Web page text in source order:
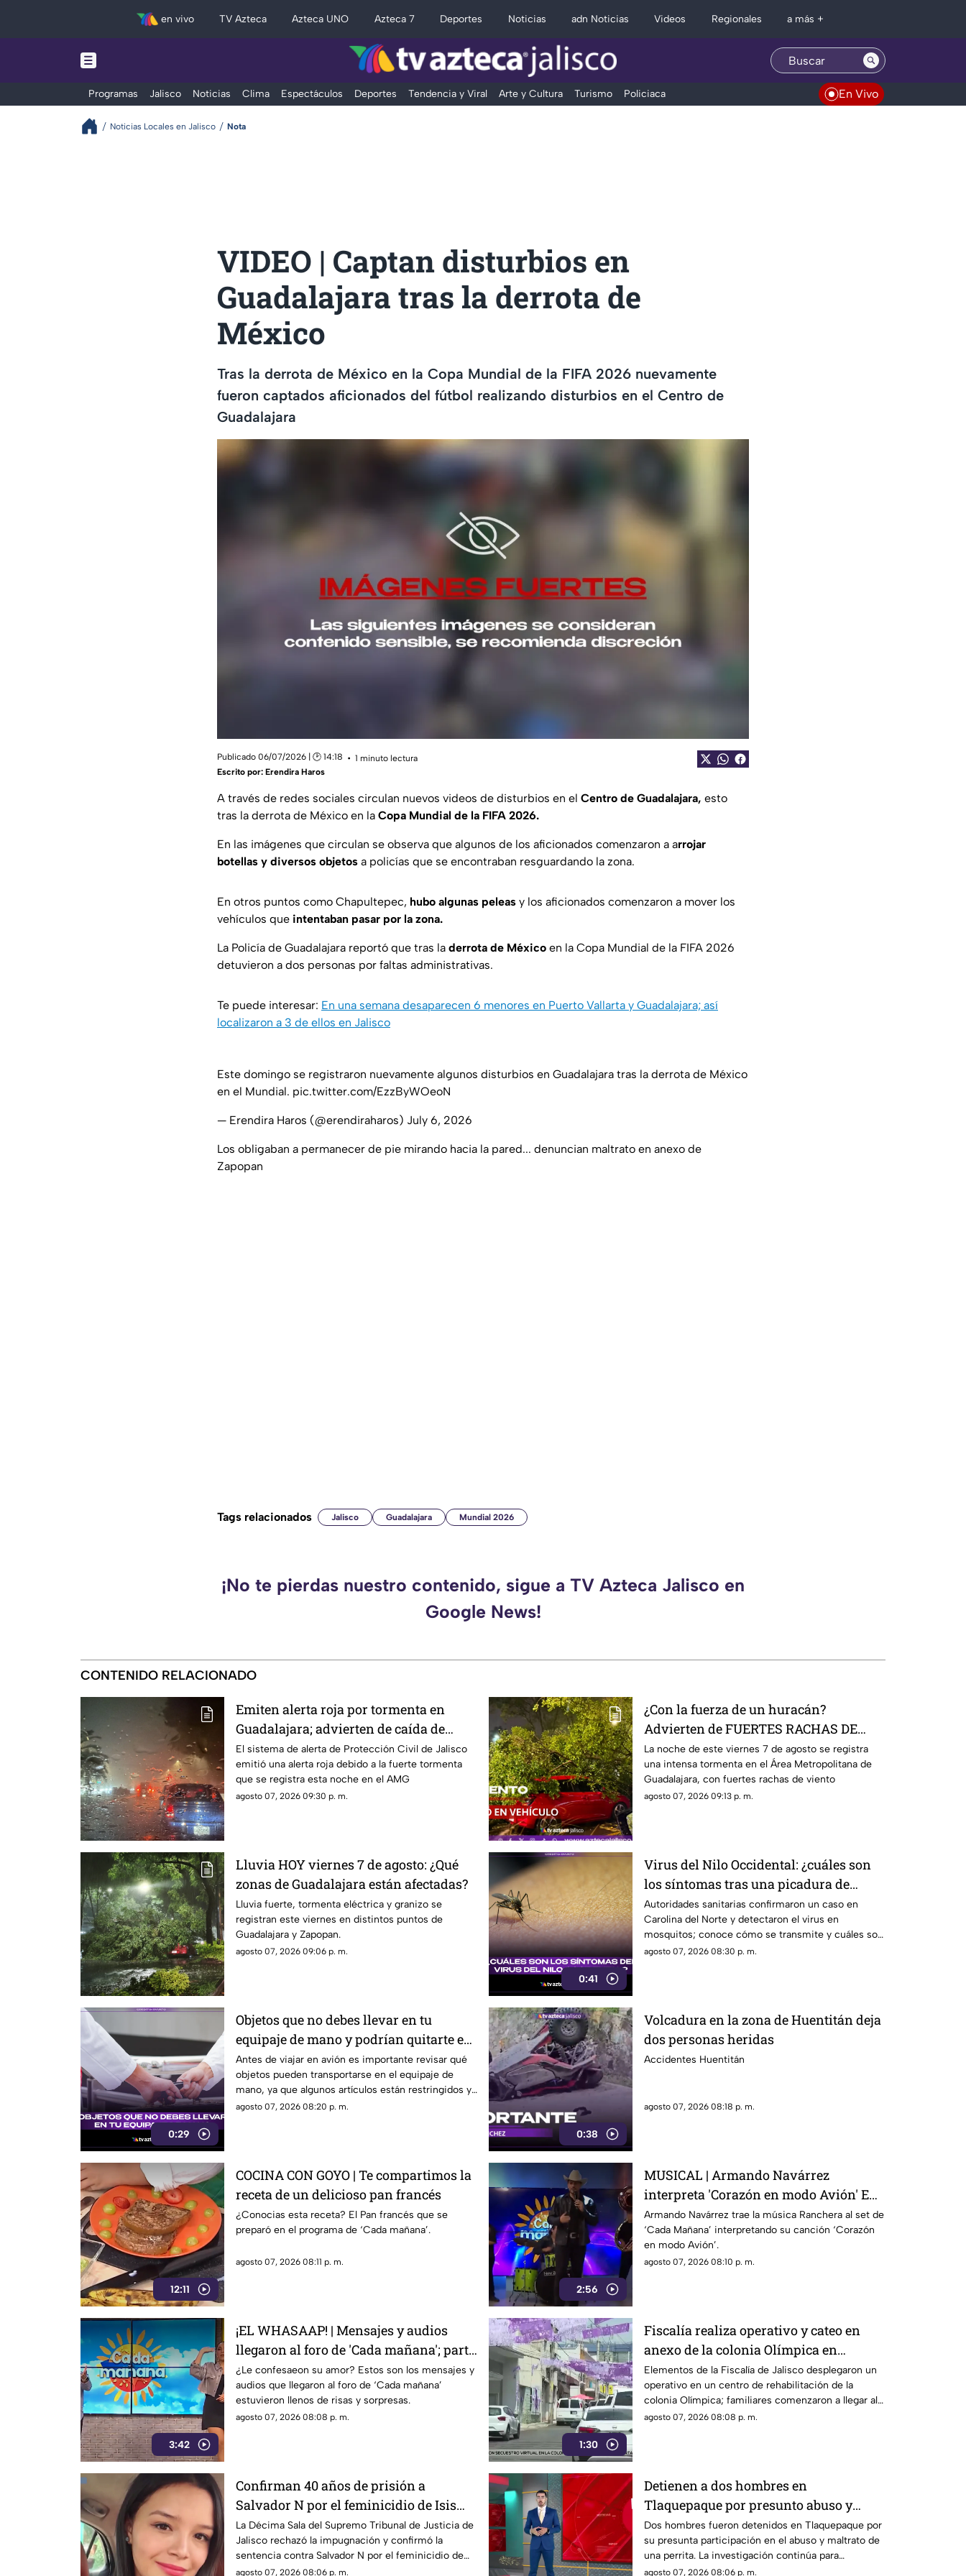
en vivo TV Azteca Azteca UNO Azteca 7 Deportes Noticias adn Noticias Videos Regionales a más +
Programas Jalisco Noticias Clima Espectáculos Deportes Tendencia y Viral Arte y Cultura Turismo Policiaca En Vivo
Noticias Locales en Jalisco Nota
VIDEO | Captan disturbios en
Guadalajara tras la derrota de
México
Tras la derrota de México en la Copa Mundial de la FIFA 2026 nuevamente
fueron captados aficionados del fútbol realizando disturbios en el Centro de
Guadalajara
Publicado 06/07/2026 | 🕑 14:18
1 minuto lectura
Escrito por: Erendira Haros
A través de redes sociales circulan nuevos videos de disturbios en el Centro de Guadalajara, esto
tras la derrota de México en la Copa Mundial de la FIFA 2026.
En las imágenes que circulan se observa que algunos de los aficionados comenzaron a arrojar
botellas y diversos objetos a policías que se encontraban resguardando la zona.
En otros puntos como Chapultepec, hubo algunas peleas y los aficionados comenzaron a mover los
vehículos que intentaban pasar por la zona.
La Policía de Guadalajara reportó que tras la derrota de México en la Copa Mundial de la FIFA 2026
detuvieron a dos personas por faltas administrativas.
Te puede interesar: En una semana desaparecen 6 menores en Puerto Vallarta y Guadalajara; así
localizaron a 3 de ellos en Jalisco
Este domingo se registraron nuevamente algunos disturbios en Guadalajara tras la derrota de México
en el Mundial. pic.twitter.com/EzzByWOeoN
— Erendira Haros (@erendiraharos) July 6, 2026
Los obligaban a permanecer de pie mirando hacia la pared... denuncian maltrato en anexo de
Zapopan
Tags relacionados Jalisco Guadalajara Mundial 2026
¡No te pierdas nuestro contenido, sigue a TV Azteca Jalisco en
Google News!
CONTENIDO RELACIONADO
Emiten alerta roja por tormenta en
Guadalajara; advierten de caída de
árboles e inundaciones
El sistema de alerta de Protección Civil de Jalisco
emitió una alerta roja debido a la fuerte tormenta
que se registra esta noche en el AMG
agosto 07, 2026 09:30 p. m.
¿Con la fuerza de un huracán?
Advierten de FUERTES RACHAS DE
VIENTO superiores a los 60 km/h
durante lluvia en Guadalajara
La noche de este viernes 7 de agosto se registra
una intensa tormenta en el Área Metropolitana de
Guadalajara, con fuertes rachas de viento
agosto 07, 2026 09:13 p. m.
Lluvia HOY viernes 7 de agosto: ¿Qué
zonas de Guadalajara están afectadas?
Lluvia fuerte, tormenta eléctrica y granizo se
registran este viernes en distintos puntos de
Guadalajara y Zapopan.
agosto 07, 2026 09:06 p. m.
0:41
Virus del Nilo Occidental: ¿cuáles son
los síntomas tras una picadura de
mosquito?
Autoridades sanitarias confirmaron un caso en
Carolina del Norte y detectaron el virus en
mosquitos; conoce cómo se transmite y cuáles son
sus síntomas.
agosto 07, 2026 08:30 p. m.
0:29
Objetos que no debes llevar en tu
equipaje de mano y podrían quitarte en
el aeropuerto
Antes de viajar en avión es importante revisar qué
objetos pueden transportarse en el equipaje de
mano, ya que algunos artículos están restringidos y
pueden ser retirados durante los filtros de
agosto 07, 2026 08:20 p. m.
0:38
Volcadura en la zona de Huentitán deja
dos personas heridas
Accidentes Huentitán
agosto 07, 2026 08:18 p. m.
12:11
COCINA CON GOYO | Te compartimos la
receta de un delicioso pan francés
¿Conocias esta receta? El Pan francés que se
preparó en el programa de ‘Cada mañana’.
agosto 07, 2026 08:11 p. m.
2:56
MUSICAL | Armando Navárrez
interpreta 'Corazón en modo Avión' EN
VIVO
Armando Navárrez trae la música Ranchera al set de
‘Cada Mañana’ interpretando su canción ‘Corazón
en modo Avión’.
agosto 07, 2026 08:10 p. m.
3:42
¡EL WHASAAP! | Mensajes y audios
llegaron al foro de 'Cada mañana'; parte
1
¿Le confesaeon su amor? Estos son los mensajes y
audios que llegaron al foro de ‘Cada mañana’
estuvieron llenos de risas y sorpresas.
agosto 07, 2026 08:08 p. m.
1:30
Fiscalía realiza operativo y cateo en
anexo de la colonia Olímpica en
Guadalajara
Elementos de la Fiscalía de Jalisco desplegaron un
operativo en un centro de rehabilitación de la
colonia Olímpica; familiares comenzaron a llegar al
lugar.
agosto 07, 2026 08:08 p. m.
Confirman 40 años de prisión a
Salvador N por el feminicidio de Isis
Urteaga
La Décima Sala del Supremo Tribunal de Justicia de
Jalisco rechazó la impugnación y confirmó la
sentencia contra Salvador N por el feminicidio de
Isis, ocurrido en 2020.
agosto 07, 2026 08:06 p. m.
Detienen a dos hombres en
Tlaquepaque por presunto abuso y
maltrato animal contra una perrita
Dos hombres fueron detenidos en Tlaquepaque por
su presunta participación en el abuso y maltrato de
una perrita. La investigación continúa para
determinar su responsabilidad.
agosto 07, 2026 08:06 p. m.